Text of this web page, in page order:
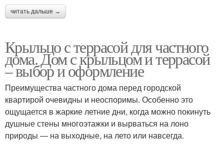
читать дальше →
Крыльцо с террасой для частного
дома. Дом с крыльцом и террасой
– выбор и оформление
Преимущества частного дома перед городской
квартирой очевидны и неоспоримы. Особенно это
ощущается в жаркие летние дни, когда можно покинуть
душные стены многоэтажки и вырваться на лоно
природы — на выходные, на лето или навсегда.